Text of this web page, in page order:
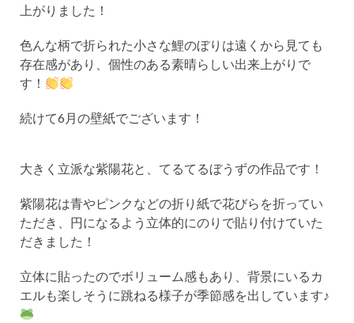
上がりました！
色んな柄で折られた小さな鯉のぼりは遠くから見ても
存在感があり、個性のある素晴らしい出来上がりで
す！
続けて6月の壁紙でございます！
大きく立派な紫陽花と、てるてるぼうずの作品です！
紫陽花は青やピンクなどの折り紙で花びらを折ってい
ただき、円になるよう立体的にのりで貼り付けていた
だきました！
立体に貼ったのでボリューム感もあり、背景にいるカ
エルも楽しそうに跳ねる様子が季節感を出しています♪